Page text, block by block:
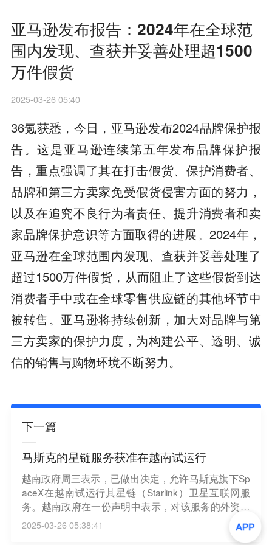
亚马逊发布报告：2024年在全球范
围内发现、查获并妥善处理超1500
万件假货
2025-03-26 05:40
36氪获悉，今日，亚马逊发布2024品牌保护报
告。这是亚马逊连续第五年发布品牌保护报
告，重点强调了其在打击假货、保护消费者、
品牌和第三方卖家免受假货侵害方面的努力，
以及在追究不良行为者责任、提升消费者和卖
家品牌保护意识等方面取得的进展。2024年，
亚马逊在全球范围内发现、查获并妥善处理了
超过1500万件假货，从而阻止了这些假货到达
消费者手中或在全球零售供应链的其他环节中
被转售。亚马逊将持续创新，加大对品牌与第
三方卖家的保护力度，为构建公平、透明、诚
信的销售与购物环境不断努力。
下一篇
马斯克的星链服务获准在越南试运行
越南政府周三表示，已做出决定，允许马斯克旗下Sp
aceX在越南试运行其星链（Starlink）卫星互联网服
务。越南政府在一份声明中表示，对该服务的外资所
有权没有限制，并补充说，试运行期将持续到2030年
2025-03-26 05:38:41